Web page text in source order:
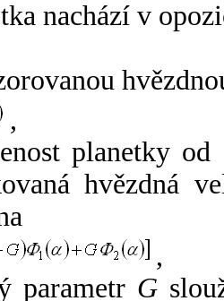
nachází v
,
planetky od
hvězdná
,
parametr G